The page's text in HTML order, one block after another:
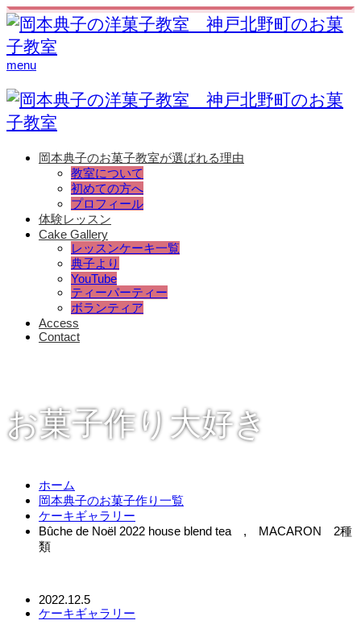
menu
岡本典子のお菓子教室が選ばれる理由
教室について
初めての方へ
プロフィール
体験レッスン
Cake Gallery
レッスンケーキ一覧
典子より
YouTube
ティーパーティー
ボランティア
Access
Contact
お菓子作り大好き
ホーム
岡本典子のお菓子作り一覧
ケーキギャラリー
Bûche de Noël 2022 house blend tea , MACARON 2種
類
2022.12.5
ケーキギャラリー